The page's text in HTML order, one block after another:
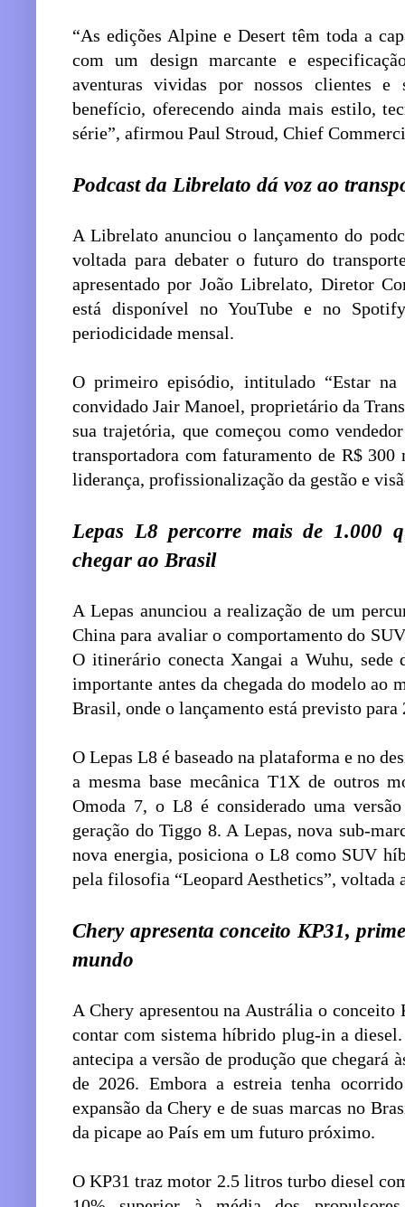
“As edições Alpine e Desert têm toda a
com um design marcante e
aventuras vividas por nossos clientes e
benefício, oferecendo ainda mais estilo,
série”, afirmou Paul Stroud, Chief
Podcast da Librelato dá voz ao
A Librelato anunciou o lançamento do
voltada para debater o futuro do
apresentado por João Librelato, Diretor
está disponível no YouTube e no
periodicidade mensal.
O primeiro episódio, intitulado “Estar na
convidado Jair Manoel, proprietário da
sua trajetória, que começou como
transportadora com faturamento de R$
liderança, profissionalização da gestão e
Lepas L8 percorre mais de 1.000
chegar ao Brasil
A Lepas anunciou a realização de um
China para avaliar o comportamento do
O itinerário conecta Xangai a Wuhu, sede
importante antes da chegada do modelo ao
Brasil, onde o lançamento está previsto para
O Lepas L8 é baseado na plataforma e no
a mesma base mecânica T1X de outros
Omoda 7, o L8 é considerado uma
geração do Tiggo 8. A Lepas, nova sub-
nova energia, posiciona o L8 como SUV
pela filosofia “Leopard Aesthetics”,
Chery apresenta conceito KP31,
mundo
A Chery apresentou na Austrália o
contar com sistema híbrido plug-in a
antecipa a versão de produção que chegará
de 2026. Embora a estreia tenha
expansão da Chery e de suas marcas no
da picape ao País em um futuro próximo.
O KP31 traz motor 2.5 litros turbo diesel